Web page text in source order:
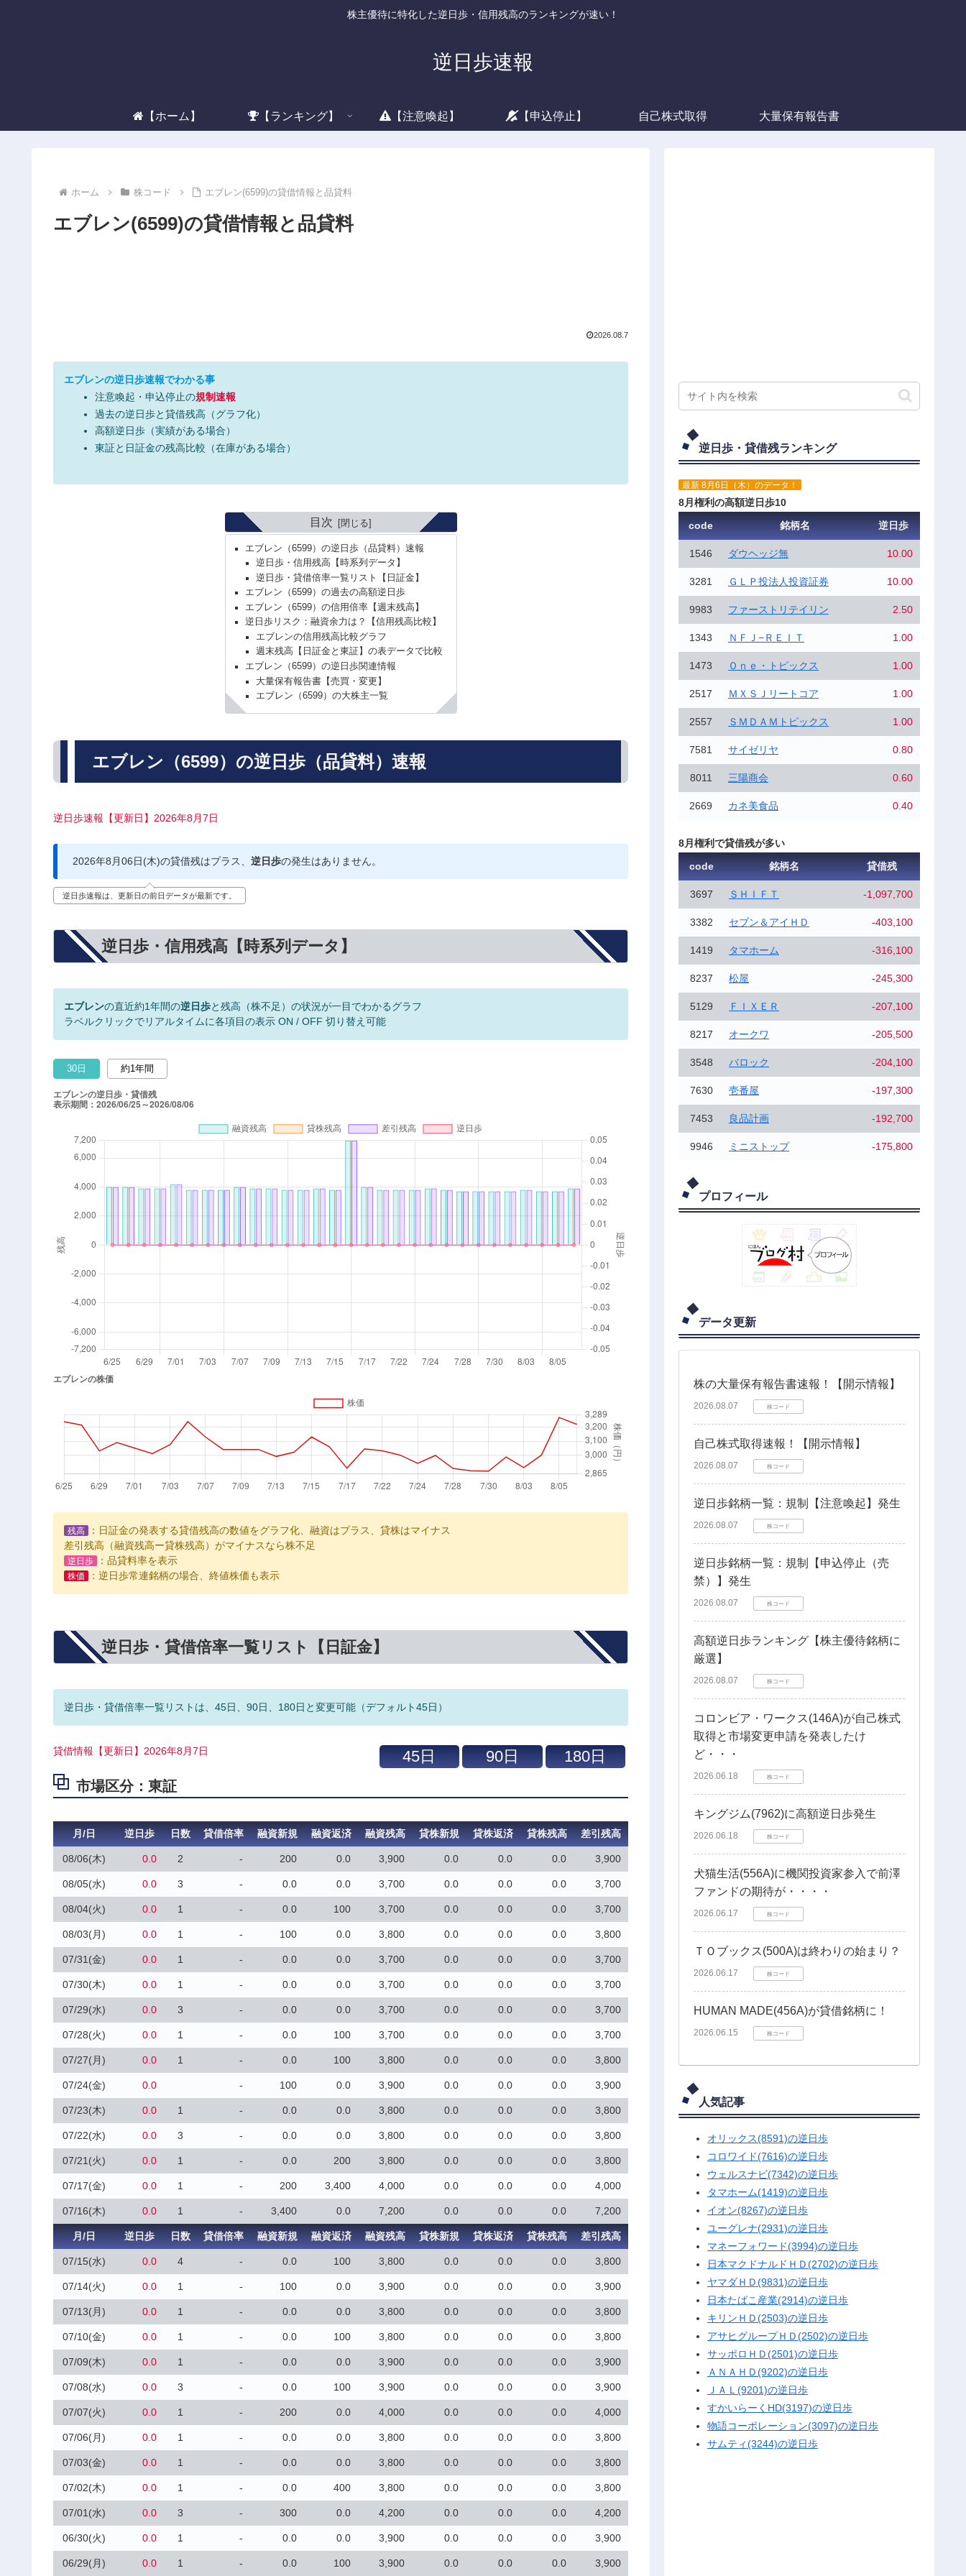
株主優待に特化した逆日歩・信用残高のランキングが速い！
逆日歩速報
【ホーム】 【ランキング】 【注意喚起】 【申込停止】 自己株式取得 大量保有報告書
ホーム 株コード エブレン(6599)の貸借情報と品貸料
エブレン(6599)の貸借情報と品貸料
2026.08.7
エブレンの逆日歩速報でわかる事
注意喚起・申込停止の規制速報
過去の逆日歩と貸借残高（グラフ化）
高額逆日歩（実績がある場合）
東証と日証金の残高比較（在庫がある場合）
目次
エブレン（6599）の逆日歩（品貸料）速報
逆日歩・信用残高【時系列データ】
逆日歩・貸借倍率一覧リスト【日証金】
エブレン（6599）の過去の高額逆日歩
エブレン（6599）の信用倍率【週末残高】
逆日歩リスク：融資余力は？【信用残高比較】
エブレンの信用残高比較グラフ
週末残高【日証金と東証】の表データで比較
エブレン（6599）の逆日歩関連情報
大量保有報告書【売買・変更】
エブレン（6599）の大株主一覧
エブレン（6599）の逆日歩（品貸料）速報
逆日歩速報【更新日】2026年8月7日
2026年8月06日(木)の貸借残はプラス、 逆日歩の発生はありません。
逆日歩速報は、更新日の前日データが最新です。
逆日歩・信用残高【時系列データ】
エブレンの直近約1年間の逆日歩と残高（株不足）の状況が一目でわかるグラフ
ラベルクリックでリアルタイムに各項目の表示 ON / OFF 切り替え可能
30日 約1年間
残高
：日証金の発表する貸借残高の数値をグラフ化、融資はプラス、貸株はマイナス
差引残高（融資残高ー貸株残高）がマイナスなら株不足
逆日歩 ：品貸料率を表示
株価 ：逆日歩常連銘柄の場合、終値株価も表示
逆日歩・貸借倍率一覧リスト【日証金】
逆日歩・貸借倍率一覧リストは、45日、90日、180日と変更可能（デフォルト45日）
貸借情報【更新日】2026年8月7日
市場区分：東証
月/日 逆日歩 日数 貸借倍率 融資新規 融資返済 融資残高 貸株新規 貸株返済 貸株残高 差引残高
08/06(木) 0.0 2 - 200 0.0 3,900 0.0 0.0 0.0 3,900
08/05(水) 0.0 3 - 0.0 0.0 3,700 0.0 0.0 0.0 3,700
08/04(火) 0.0 1 - 0.0 100 3,700 0.0 0.0 0.0 3,700
08/03(月) 0.0 1 - 100 0.0 3,800 0.0 0.0 0.0 3,800
07/31(金) 0.0 1 - 0.0 0.0 3,700 0.0 0.0 0.0 3,700
07/30(木) 0.0 1 - 0.0 0.0 3,700 0.0 0.0 0.0 3,700
07/29(水) 0.0 3 - 0.0 0.0 3,700 0.0 0.0 0.0 3,700
07/28(火) 0.0 1 - 0.0 100 3,700 0.0 0.0 0.0 3,700
07/27(月) 0.0 1 - 0.0 100 3,800 0.0 0.0 0.0 3,800
07/24(金) 0.0 - 100 0.0 3,900 0.0 0.0 0.0 3,900
07/23(木) 0.0 1 - 0.0 0.0 3,800 0.0 0.0 0.0 3,800
07/22(水) 0.0 3 - 0.0 0.0 3,800 0.0 0.0 0.0 3,800
07/21(火) 0.0 1 - 0.0 200 3,800 0.0 0.0 0.0 3,800
07/17(金) 0.0 1 - 200 3,400 4,000 0.0 0.0 0.0 4,000
07/16(木) 0.0 1 - 3,400 0.0 7,200 0.0 0.0 0.0 7,200
月/日 逆日歩 日数 貸借倍率 融資新規 融資返済 融資残高 貸株新規 貸株返済 貸株残高 差引残高
07/15(水) 0.0 4 - 0.0 100 3,800 0.0 0.0 0.0 3,800
07/14(火) 0.0 1 - 100 0.0 3,900 0.0 0.0 0.0 3,900
07/13(月) 0.0 1 - 0.0 0.0 3,800 0.0 0.0 0.0 3,800
07/10(金) 0.0 1 - 0.0 100 3,800 0.0 0.0 0.0 3,800
07/09(木) 0.0 1 - 0.0 0.0 3,900 0.0 0.0 0.0 3,900
07/08(水) 0.0 3 - 0.0 100 3,900 0.0 0.0 0.0 3,900
07/07(火) 0.0 1 - 200 0.0 4,000 0.0 0.0 0.0 4,000
07/06(月) 0.0 1 - 0.0 0.0 3,800 0.0 0.0 0.0 3,800
07/03(金) 0.0 1 - 0.0 0.0 3,800 0.0 0.0 0.0 3,800
07/02(木) 0.0 1 - 0.0 400 3,800 0.0 0.0 0.0 3,800
07/01(水) 0.0 3 - 300 0.0 4,200 0.0 0.0 0.0 4,200
06/30(火) 0.0 1 - 0.0 0.0 3,900 0.0 0.0 0.0 3,900
06/29(月) 0.0 1 - 0.0 100 3,900 0.0 0.0 0.0 3,900
逆日歩・貸借残ランキング
最新 8月6日（木）のデータ！
8月権利の高額逆日歩10
code
銘柄名 逆日歩
1546 ダウヘッジ無 10.00
3281 ＧＬＰ投法人投資証券 10.00
9983 ファーストリテイリン 2.50
1343 ＮＦＪ−ＲＥＩＴ 1.00
1473 Ｏｎｅ・トピックス 1.00
2517 ＭＸＳＪリートコア 1.00
2557 ＳＭＤＡＭトピックス 1.00
7581 サイゼリヤ 0.80
8011 三陽商会 0.60
2669 カネ美食品 0.40
8月権利で貸借残が多い
code
銘柄名 貸借残
3697 ＳＨＩＦＴ -1,097,700
3382 セブン＆アイＨＤ -403,100
1419 タマホーム -316,100
8237 松屋 -245,300
5129 ＦＩＸＥＲ -207,100
8217 オークワ -205,500
3548 バロック -204,100
7630 壱番屋 -197,300
7453 良品計画 -192,700
9946 ミニストップ -175,800
プロフィール
データ更新
株の大量保有報告書速報！【開示情報】
2026.08.07 株コード
自己株式取得速報！【開示情報】
2026.08.07 株コード
逆日歩銘柄一覧：規制【注意喚起】発生
2026.08.07 株コード
逆日歩銘柄一覧：規制【申込停止（売
禁）】発生
2026.08.07 株コード
高額逆日歩ランキング【株主優待銘柄に
厳選】
2026.08.07 株コード
コロンビア・ワークス(146A)が自己株式
取得と市場変更申請を発表したけ
ど・・・
2026.06.18 株コード
キングジム(7962)に高額逆日歩発生
2026.06.18 株コード
犬猫生活(556A)に機関投資家参入で前澤
ファンドの期待が・・・・
2026.06.17 株コード
ＴＯブックス(500A)は終わりの始まり？
2026.06.17 株コード
HUMAN MADE(456A)が貸借銘柄に！
2026.06.15 株コード
人気記事
オリックス(8591)の逆日歩
コロワイド(7616)の逆日歩
ウェルスナビ(7342)の逆日歩
タマホーム(1419)の逆日歩
イオン(8267)の逆日歩
ユーグレナ(2931)の逆日歩
マネーフォワード(3994)の逆日歩
日本マクドナルドＨＤ(2702)の逆日歩
ヤマダＨＤ(9831)の逆日歩
日本たばこ産業(2914)の逆日歩
キリンＨＤ(2503)の逆日歩
アサヒグループＨＤ(2502)の逆日歩
サッポロＨＤ(2501)の逆日歩
ＡＮＡＨＤ(9202)の逆日歩
ＪＡＬ(9201)の逆日歩
すかいらーくHD(3197)の逆日歩
物語コーポレーション(3097)の逆日歩
サムティ(3244)の逆日歩